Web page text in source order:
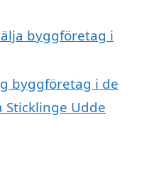
byggföretag i
byggföretag i de
Udde